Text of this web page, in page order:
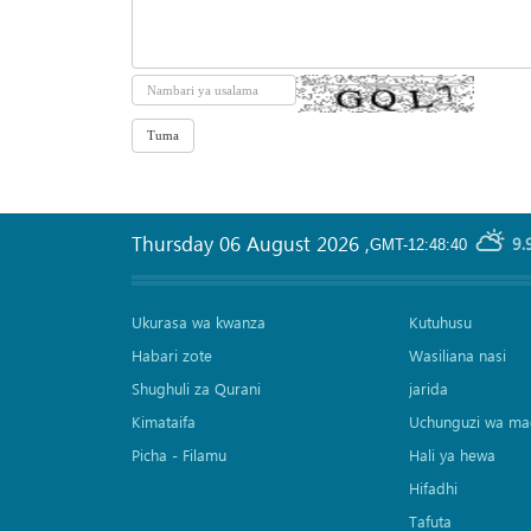
GMT-12:48:40
Thursday 06 August 2026 ,
Ukurasa wa kwanza
Habari zote
Shughuli za Qurani
Kimataifa
Picha‎ - Filamu‎
Kutuhusu
Wasiliana nasi
jarida
Uchunguzi wa
Hali ya hewa
Hifadhi
Tafuta